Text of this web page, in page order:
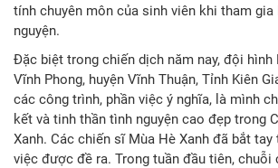
tính chuyên môn của sinh viên khi tham
nguyện.
Đặc biệt trong chiến dịch năm nay, đội hình
Vĩnh Phong, huyện Vĩnh Thuận, Tỉnh Kiên
các công trình, phần việc ý nghĩa, là mình
kết và tinh thần tình nguyện cao đẹp trong
Xanh. Các chiến sĩ Mùa Hè Xanh đã bắt
việc được đề ra. Trong tuần đầu tiên,